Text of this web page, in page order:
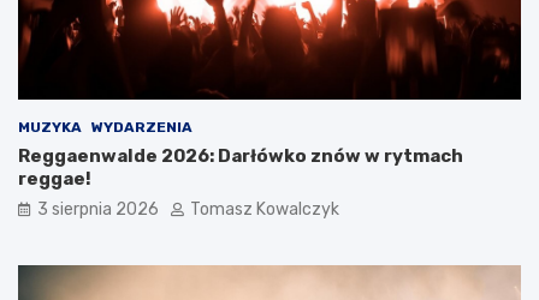
MUZYKA WYDARZENIA
Reggaenwalde 2026: Darłówko znów w rytmach
reggae!
3 sierpnia 2026 Tomasz Kowalczyk